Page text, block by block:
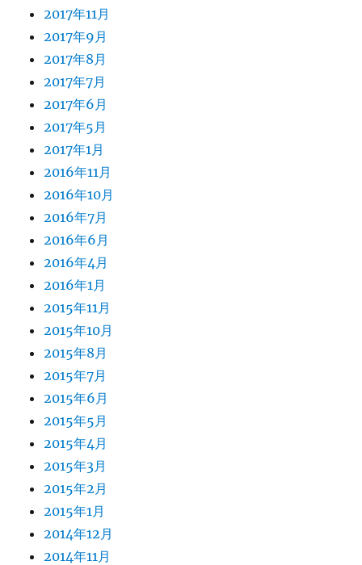
2017年11月
2017年9月
2017年8月
2017年7月
2017年6月
2017年5月
2017年1月
2016年11月
2016年10月
2016年7月
2016年6月
2016年4月
2016年1月
2015年11月
2015年10月
2015年8月
2015年7月
2015年6月
2015年5月
2015年4月
2015年3月
2015年2月
2015年1月
2014年12月
2014年11月